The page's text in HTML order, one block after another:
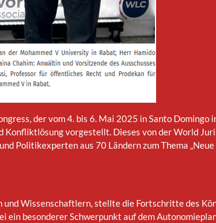
der vom 4. bis 6. Mai 2025 in Santo Domingo
vorgestellt. Dieses von der World
Politikexperten aus 70 Ländern zum Thema
Wissenschaftlern, stellte die Fortschritte des
besonderer Schwerpunkt auf dem